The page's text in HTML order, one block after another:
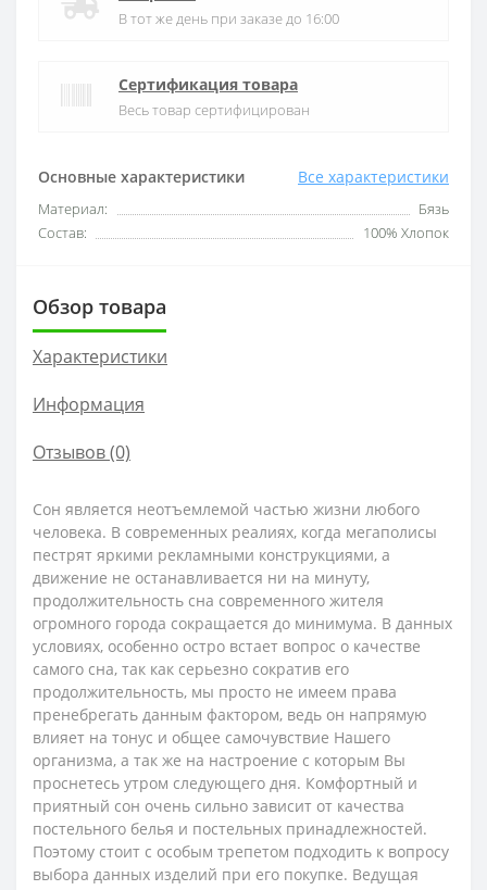
Основные характеристики Все характеристики
Материал:
Бязь
Состав:
100% Хлопок
В тот же день при заказе до 16:00
Сертификация товара
Весь товар сертифицирован
Обзор товара
Характеристики
Информация
Отзывов (0)
Сон является неотъемлемой частью жизни любого
человека. В современных реалиях, когда мегаполисы
пестрят яркими рекламными конструкциями, а
движение не останавливается ни на минуту,
продолжительность сна современного жителя
огромного города сокращается до минимума. В данных
условиях, особенно остро встает вопрос о качестве
самого сна, так как серьезно сократив его
продолжительность, мы просто не имеем права
пренебрегать данным фактором, ведь он напрямую
влияет на тонус и общее самочувствие Нашего
организма, а так же на настроение с которым Вы
проснетесь утром следующего дня. Комфортный и
приятный сон очень сильно зависит от качества
постельного белья и постельных принадлежностей.
Поэтому стоит с особым трепетом подходить к вопросу
выбора данных изделий при его покупке. Ведущая